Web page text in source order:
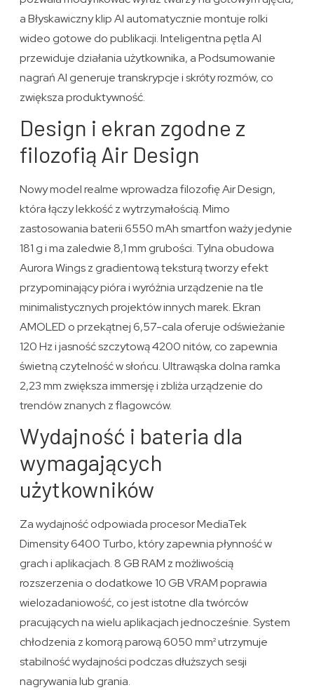
a Błyskawiczny klip AI automatycznie montuje rolki
wideo gotowe do publikacji. Inteligentna pętla AI
przewiduje działania użytkownika, a Podsumowanie
nagrań AI generuje transkrypcje i skróty rozmów, co
zwiększa produktywność.
Design i ekran zgodne z
filozofią Air Design
Nowy model realme wprowadza filozofię Air Design,
która łączy lekkość z wytrzymałością. Mimo
zastosowania baterii 6550 mAh smartfon waży jedynie
181 g i ma zaledwie 8,1 mm grubości. Tylna obudowa
Aurora Wings z gradientową teksturą tworzy efekt
przypominający pióra i wyróżnia urządzenie na tle
minimalistycznych projektów innych marek. Ekran
AMOLED o przekątnej 6,57-cala oferuje odświeżanie
120 Hz i jasność szczytową 4200 nitów, co zapewnia
świetną czytelność w słońcu. Ultrawąska dolna ramka
2,23 mm zwiększa immersję i zbliża urządzenie do
trendów znanych z flagowców.
Wydajność i bateria dla
wymagających
użytkowników
Za wydajność odpowiada procesor MediaTek
Dimensity 6400 Turbo, który zapewnia płynność w
grach i aplikacjach. 8 GB RAM z możliwością
rozszerzenia o dodatkowe 10 GB VRAM poprawia
wielozadaniowość, co jest istotne dla twórców
pracujących na wielu aplikacjach jednocześnie. System
chłodzenia z komorą parową 6050 mm² utrzymuje
stabilność wydajności podczas dłuższych sesji
nagrywania lub grania.